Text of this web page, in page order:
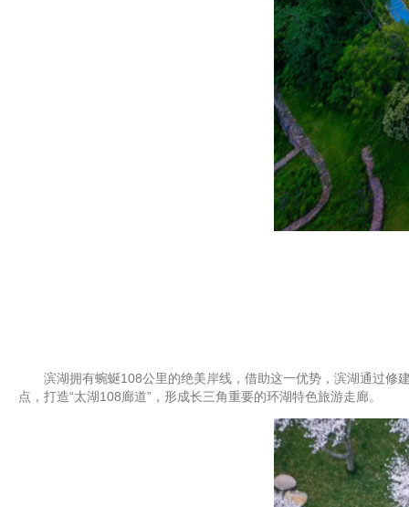
滨湖拥有蜿蜒108公里的绝美岸线，借助这一优势，滨湖通过修
点，打造“太湖108廊道”，形成长三角重要的环湖特色旅游走廊。